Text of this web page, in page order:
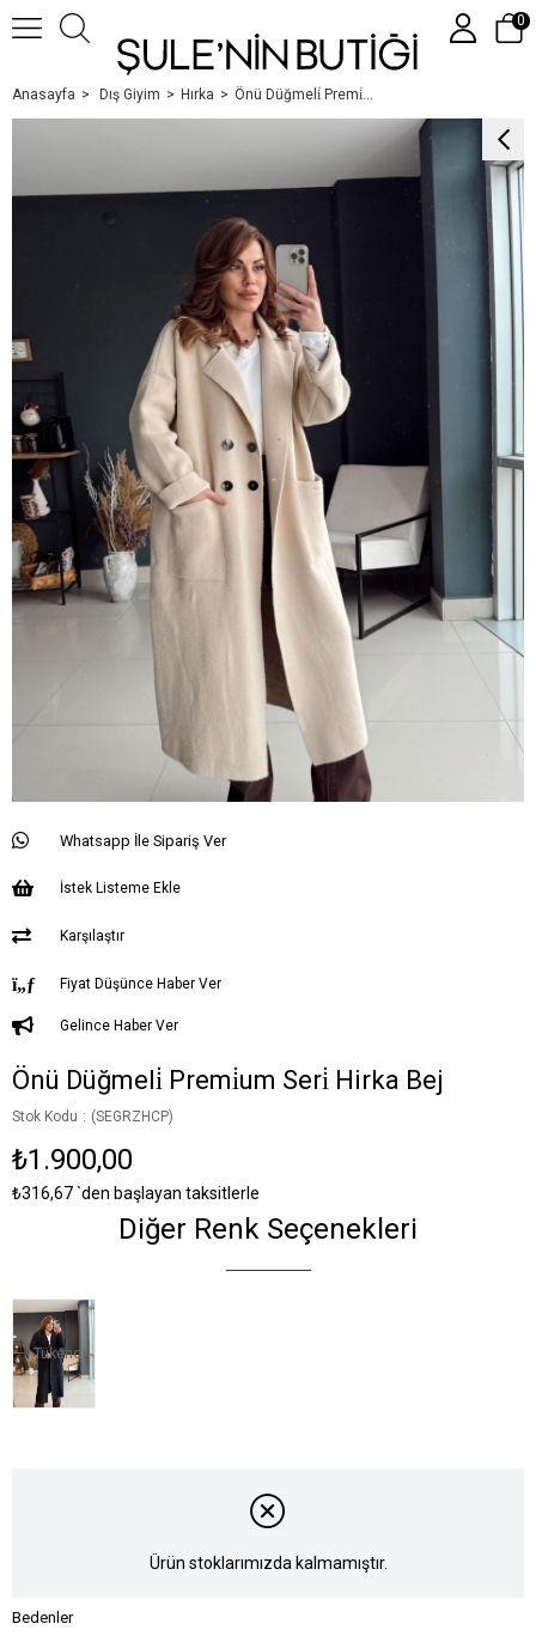
Üye Girişi Google İle Bağlan
0
Anasayfa Dış Giyim Hırka Önü Düğmeli̇ Premi̇um Seri̇ Hirka Bej
Whatsapp İle Sipariş Ver
İstek Listeme Ekle
Karşılaştır
Fiyat Düşünce Haber Ver
Gelince Haber Ver
Önü Düğmeli̇ Premi̇um Seri̇ Hirka Bej
Stok Kodu (SEGRZHCP)
₺1.900,00
₺316,67`den başlayan taksitlerle
Diğer Renk Seçenekleri
Tükendi
Ürün stoklarımızda kalmamıştır.
Bedenler